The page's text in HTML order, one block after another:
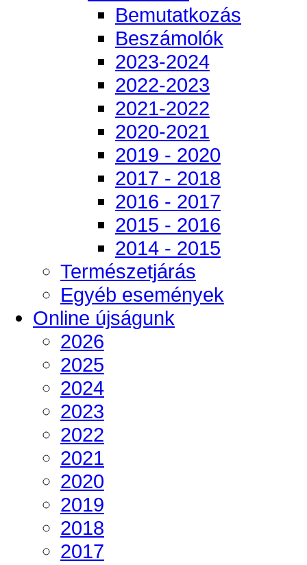
Bemutatkozás
Beszámolók
2023-2024
2022-2023
2021-2022
2020-2021
2019 - 2020
2017 - 2018
2016 - 2017
2015 - 2016
2014 - 2015
Természetjárás
Egyéb események
Online újságunk
2026
2025
2024
2023
2022
2021
2020
2019
2018
2017